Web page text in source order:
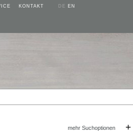
KONTAKT DE EN
mehr Suchoptionen +